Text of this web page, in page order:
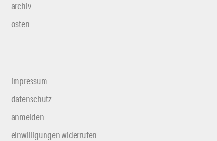
archiv
osten
impressum
datenschutz
anmelden
einwilligungen widerrufen